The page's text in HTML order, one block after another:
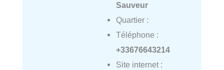
Sauveur
Quartier :
Téléphone :
+33676643214
Site internet :